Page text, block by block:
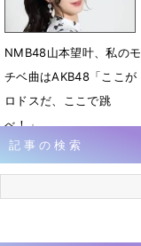
NMB48山本望叶、私のモ
チベ曲はAKB48「ここが
ロドスだ、ここで跳
べ！」
1月21日 15時01分
記事の検索